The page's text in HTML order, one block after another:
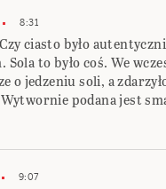
8:31
ciasto było
Sola to było coś. We
o jedzeniu soli, a
podana jest
9:07